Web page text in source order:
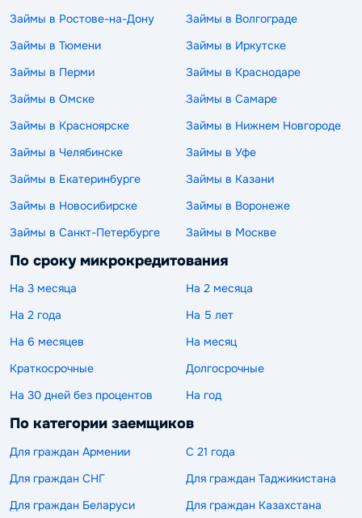
Займы в Ростове-на-Дону
Займы в Волгограде
Займы в Тюмени
Займы в Иркутске
Займы в Перми
Займы в Краснодаре
Займы в Омске
Займы в Самаре
Займы в Красноярске
Займы в Нижнем Новгороде
Займы в Челябинске
Займы в Уфе
Займы в Екатеринбурге
Займы в Казани
Займы в Новосибирске
Займы в Воронеже
Займы в Санкт-Петербурге
Займы в Москве
По сроку микрокредитования
На 3 месяца
На 2 месяца
На 2 года
На 5 лет
На 6 месяцев
На месяц
Краткосрочные
Долгосрочные
На 30 дней без процентов
На год
По категории заемщиков
Для граждан Армении
С 21 года
Для граждан СНГ
Для граждан Таджикистана
Для граждан Беларуси
Для граждан Казахстана